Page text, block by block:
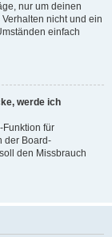
nur um deinen
nicht und ein
einfach
werde ich
Funktion für
der Board-
den Missbrauch